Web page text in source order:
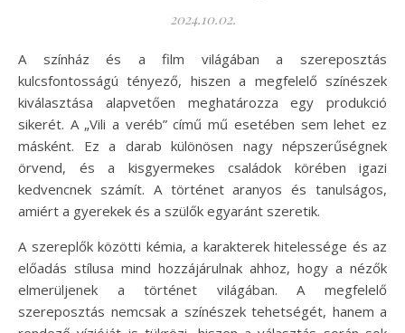
2024.10.02.
A színház és a film világában a szereposztás
kulcsfontosságú tényező, hiszen a megfelelő színészek
kiválasztása alapvetően meghatározza egy produkció
sikerét. A „Vili a veréb” című mű esetében sem lehet ez
másként. Ez a darab különösen nagy népszerűségnek
örvend, és a kisgyermekes családok körében igazi
kedvencnek számít. A történet aranyos és tanulságos,
amiért a gyerekek és a szülők egyaránt szeretik.
A szereplők közötti kémia, a karakterek hitelessége és az
előadás stílusa mind hozzájárulnak ahhoz, hogy a nézők
elmerüljenek a történet világában. A megfelelő
szereposztás nemcsak a színészek tehetségét, hanem a